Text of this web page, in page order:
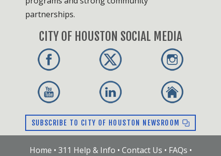
partnerships.
CITY OF HOUSTON SOCIAL MEDIA
SUBSCRIBE TO CITY OF HOUSTON NEWSROOM
Home • 311 Help & Info • Contact Us • FAQs •